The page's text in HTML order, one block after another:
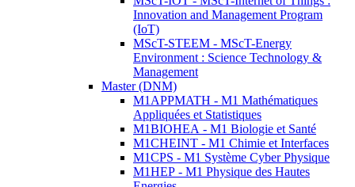
Innovation and Management Program
(IoT)
MScT-STEEM - MScT-Energy
Environment : Science Technology &
Management
Master (DNM)
M1APPMATH - M1 Mathématiques
Appliquées et Statistiques
M1BIOHEA - M1 Biologie et Santé
M1CHEINT - M1 Chimie et Interfaces
M1CPS - M1 Système Cyber Physique
M1HEP - M1 Physique des Hautes